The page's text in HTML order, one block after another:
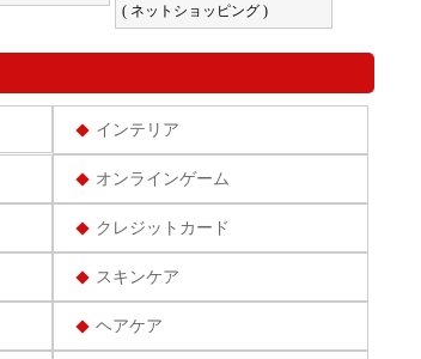
( ネットショッピング )
インテリア
オンラインゲーム
クレジットカード
スキンケア
ヘアケア